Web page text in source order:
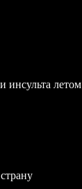
инсульта летом